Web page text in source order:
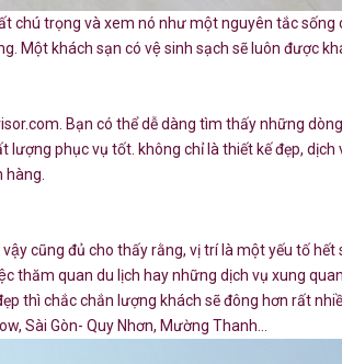
chú trọng và xem nó như một nguyên tắc sống
Một khách sạn có vệ sinh sạch sẽ luôn được
Bạn có thể dễ dàng tìm thấy những
phục vụ tốt. không chỉ là thiết kế đẹp, dịch
cũng đủ cho thấy rằng, vị trí là một yếu tố
thăm quan du lịch hay những dịch vụ xung
thì chắc chắn lượng khách sẽ đông hơn rất
Sài Gòn- Quy Nhơn, Mường Thanh...